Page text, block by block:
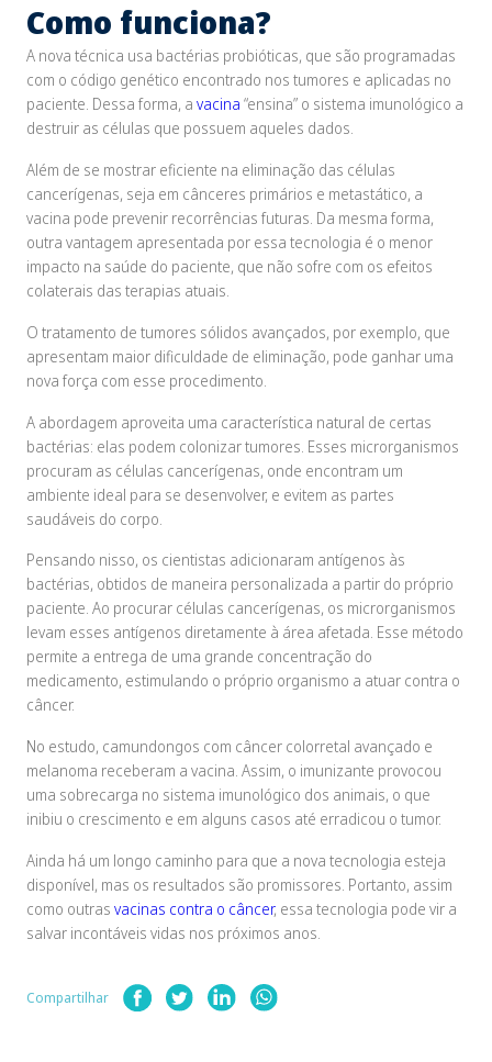
Como funciona?
A nova técnica usa bactérias probióticas, que são programadas
com o código genético encontrado nos tumores e aplicadas no
paciente. Dessa forma, a vacina “ensina” o sistema imunológico a
destruir as células que possuem aqueles dados.
Além de se mostrar eficiente na eliminação das células
cancerígenas, seja em cânceres primários e metastático, a
vacina pode prevenir recorrências futuras. Da mesma forma,
outra vantagem apresentada por essa tecnologia é o menor
impacto na saúde do paciente, que não sofre com os efeitos
colaterais das terapias atuais.
O tratamento de tumores sólidos avançados, por exemplo, que
apresentam maior dificuldade de eliminação, pode ganhar uma
nova força com esse procedimento.
A abordagem aproveita uma característica natural de certas
bactérias: elas podem colonizar tumores. Esses microrganismos
procuram as células cancerígenas, onde encontram um
ambiente ideal para se desenvolver, e evitem as partes
saudáveis do corpo.
Pensando nisso, os cientistas adicionaram antígenos às
bactérias, obtidos de maneira personalizada a partir do próprio
paciente. Ao procurar células cancerígenas, os microrganismos
levam esses antígenos diretamente à área afetada. Esse método
permite a entrega de uma grande concentração do
medicamento, estimulando o próprio organismo a atuar contra o
câncer.
No estudo, camundongos com câncer colorretal avançado e
melanoma receberam a vacina. Assim, o imunizante provocou
uma sobrecarga no sistema imunológico dos animais, o que
inibiu o crescimento e em alguns casos até erradicou o tumor.
Ainda há um longo caminho para que a nova tecnologia esteja
disponível, mas os resultados são promissores. Portanto, assim
como outras vacinas contra o câncer, essa tecnologia pode vir a
salvar incontáveis vidas nos próximos anos.
Compartilhar